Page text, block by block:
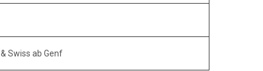
& Swiss ab Genf